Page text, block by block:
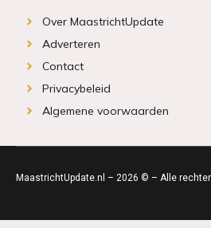
Over MaastrichtUpdate
Adverteren
Contact
Privacybeleid
Algemene voorwaarden
MaastrichtUpdate.nl – 2026 © – Alle